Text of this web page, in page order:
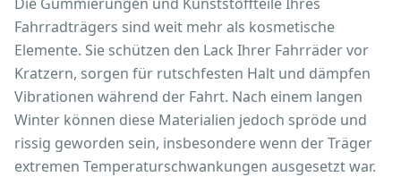
Fahrradträgers sind weit mehr als kosmetische
Elemente. Sie schützen den Lack Ihrer Fahrräder vor
Kratzern, sorgen für rutschfesten Halt und dämpfen
Vibrationen während der Fahrt. Nach einem langen
Winter können diese Materialien jedoch spröde und
rissig geworden sein, insbesondere wenn der Träger
extremen Temperaturschwankungen ausgesetzt war.